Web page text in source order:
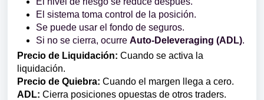
El sistema toma control de la posición.
Se puede usar el fondo de seguros.
Si no se cierra, ocurre Auto-Deleveraging (ADL).
Precio de Liquidación: Cuando se activa la
liquidación.
Precio de Quiebra: Cuando el margen llega a cero.
ADL: Cierra posiciones opuestas de otros traders.